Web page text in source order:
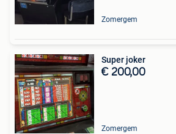
Zomergem
Super joker
€ 200,00
Zomergem